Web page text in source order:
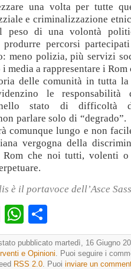
una volta per tutte
e criminalizzazione
peso di una volontà
produrre percorsi
meno polizia, più servizi
a rappresentare i Rom
delle comunità in tutta la
le responsabilità
nello stato di difficoltà
parlare solo di
comunque lungo e non
vergogna della
che noi tutti, volenti o
è il portavoce dell’Asce
EmailWhatsApp
pubblicato martedì, 16 Giugno
e Opinioni . Puoi seguire i
RSS 2.0 . Puoi inviare un